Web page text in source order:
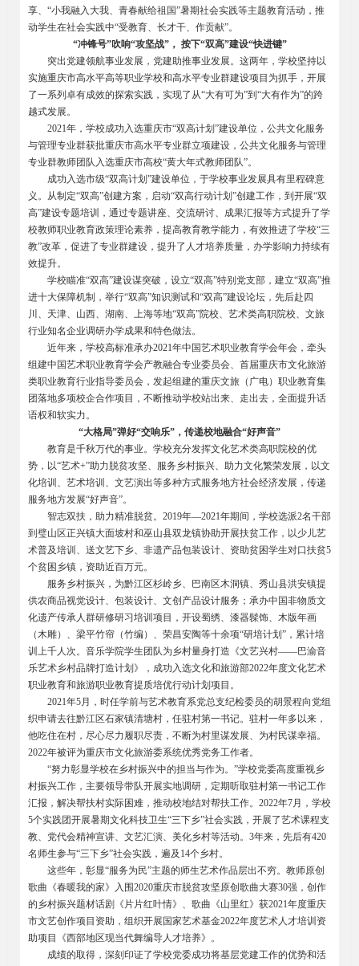
享、“小我融入大我、青春献给祖国”暑期社会实践等主题教育活动，推
动学生在社会实践中“受教育、长才干、作贡献”。
“冲锋号”吹响“攻坚战”， 按下“双高”建设“快进键”
突出党建领航事业发展，党建助推事业发展。这两年，学校坚持以
实施重庆市高水平高等职业学校和高水平专业群建设项目为抓手，开展
了一系列卓有成效的探索实践，实现了从“大有可为”到“大有作为”的跨
越式发展。
2021年，学校成功入选重庆市“双高计划”建设单位，公共文化服务
与管理专业群获批重庆市高水平专业群立项建设，公共文化服务与管理
专业群教师团队入选重庆市高校“黄大年式教师团队”。
成功入选市级“双高计划”建设单位，于学校事业发展具有里程碑意
义。从制定“双高”创建方案，启动“双高行动计划”创建工作，到开展“双
高”建设专题培训，通过专题讲座、交流研讨、成果汇报等方式提升了学
校教师职业教育政策理论素养，提高教育教学能力，有效推进了学校“三
教”改革，促进了专业群建设，提升了人才培养质量，办学影响力持续有
效提升。
学校瞄准“双高”建设谋突破，设立“双高”特别党支部，建立“双高”推
进十大保障机制，举行“双高”知识测试和“双高”建设论坛，先后赴四
川、天津、山西、湖南、上海等地“双高”院校、艺术类高职院校、文旅
行业知名企业调研办学成果和特色做法。
近年来，学校高标准承办2021年中国艺术职业教育学会年会，牵头
组建中国艺术职业教育学会产教融合专业委员会、首届重庆市文化旅游
类职业教育行业指导委员会，发起组建的重庆文旅（广电）职业教育集
团落地多项校企合作项目，不断推动学校站出来、走出去，全面提升话
语权和软实力。
“大格局”弹好“交响乐”，传递校地融合“好声音”
教育是千秋万代的事业。学校充分发挥文化艺术类高职院校的优
势，以“艺术+”助力脱贫攻坚、服务乡村振兴、助力文化繁荣发展，以文
化培训、艺术培训、文艺演出等多种方式服务地方社会经济发展，传递
服务地方发展“好声音”。
智志双扶，助力精准脱贫。2019年—2021年期间，学校选派2名干部
到璧山区正兴镇大面坡村和巫山县双龙镇协助开展扶贫工作，以少儿艺
术普及培训、送文艺下乡、非遗产品包装设计、资助贫困学生对口扶贫5
个贫困乡镇，资助近百万元。
服务乡村振兴，为黔江区杉岭乡、巴南区木洞镇、秀山县洪安镇提
供农商品视觉设计、包装设计、文创产品设计服务；承办中国非物质文
化遗产传承人群研修研习培训项目，开设蜀绣、漆器髹饰、木版年画
（木雕）、梁平竹帘（竹编）、荣昌安陶等十余项“研培计划”，累计培
训上千人次。音乐学院学生团队为乡村量身打造《文艺兴村——巴渝音
乐艺术乡村品牌打造计划》，成功入选文化和旅游部2022年度文化艺术
职业教育和旅游职业教育提质培优行动计划项目。
2021年5月，时任学前与艺术教育系党总支纪检委员的胡景程向党组
织申请去往黔江区石家镇清塘村，任驻村第一书记。驻村一年多以来，
他吃住在村，尽心尽力履职尽责，不断为村里谋发展、为村民谋幸福。
2022年被评为重庆市文化旅游委系统优秀党务工作者。
“努力彰显学校在乡村振兴中的担当与作为。”学校党委高度重视乡
村振兴工作，主要领导带队开展实地调研，定期听取驻村第一书记工作
汇报，解决帮扶村实际困难，推动校地结对帮扶工作。2022年7月，学校
5个实践团开展暑期文化科技卫生“三下乡”社会实践，开展了艺术课程支
教、党代会精神宣讲、文艺汇演、美化乡村等活动。3年来，先后有420
名师生参与“三下乡”社会实践，遍及14个乡村。
这些年，彰显“服务为民”主题的师生艺术作品层出不穷。教师原创
歌曲《春暖我的家》入围2020重庆市脱贫攻坚原创歌曲大赛30强，创作
的乡村振兴题材话剧《片片红叶情》、歌曲《山里红》获2021年度重庆
市文艺创作项目资助，组织开展国家艺术基金2022年度艺术人才培训资
助项目《西部地区现当代舞编导人才培养》。
成绩的取得，深刻印证了学校党委成功将基层党建工作的优势和活